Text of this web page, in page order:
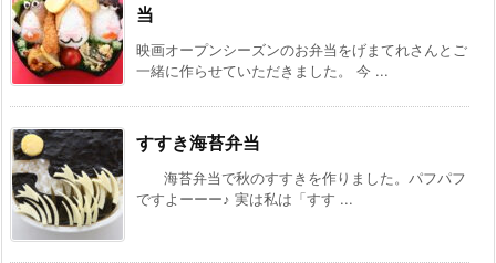
当
映画オープンシーズンのお弁当をげまてれさんとご
一緒に作らせていただきました。 今 ...
すすき海苔弁当
海苔弁当で秋のすすきを作りました。パフパフ
ですよーーー♪ 実は私は「すす ...